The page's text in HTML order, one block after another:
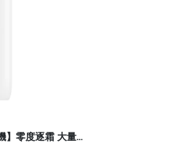
【Relx 5代電子菸主機】零度逐霜 大量現貨 悅刻5代幻影霧化器單桿 電量顯示